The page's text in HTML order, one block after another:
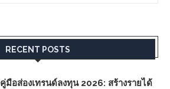
RECENT POSTS
คู่มือส่องเทรนด์ลงทุน 2026: สร้างรายได้